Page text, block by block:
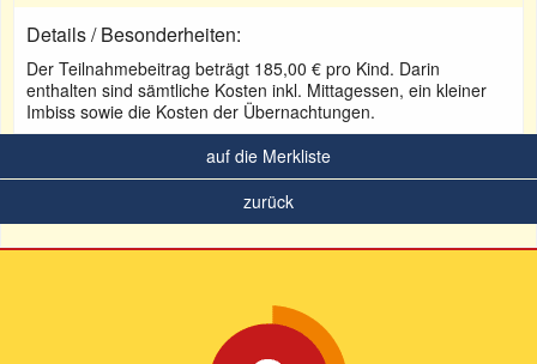
Details / Besonderheiten:
Der Teilnahmebeitrag beträgt 185,00 € pro Kind. Darin
enthalten sind sämtliche Kosten inkl. Mittagessen, ein kleiner
Imbiss sowie die Kosten der Übernachtungen.
auf die Merkliste
zurück